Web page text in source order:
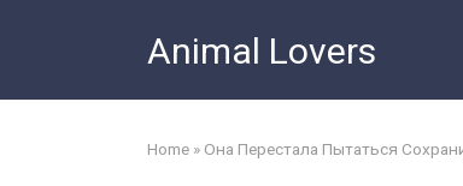
Animal Lovers
Home » Она Перестала Пытаться